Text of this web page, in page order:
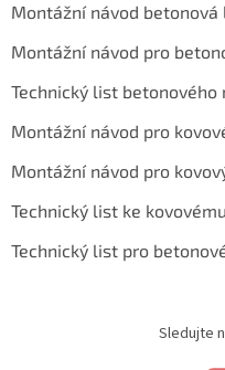
Montážní návod betonová
Montážní návod pro
Technický list betonového
Montážní návod pro
Montážní návod pro
Technický list ke
Technický list pro
Sledujte